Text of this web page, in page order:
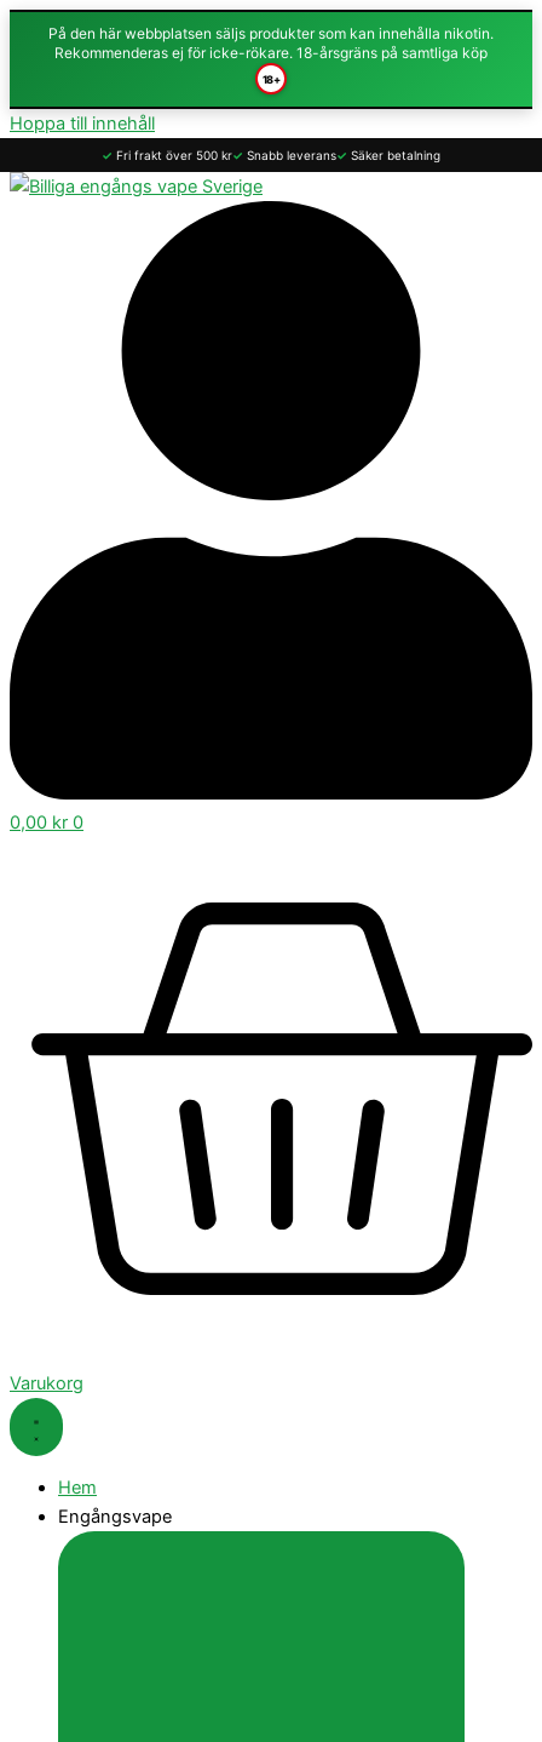
På den här webbplatsen säljs produkter som kan innehålla nikotin.
Rekommenderas ej för icke-rökare. 18-årsgräns på samtliga köp
18+
Hoppa till innehåll
✓ Fri frakt över 500 kr✓ Snabb leverans✓ Säker betalning
0,00 kr 0
Varukorg
Hem
Engångsvape